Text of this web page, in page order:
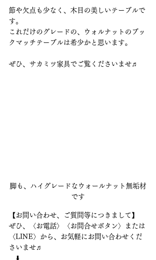
節や欠点も少なく、木目の美しいテーブルで
す。
これだけのグレードの、ウォルナットのブッ
クマッチテーブルは希少かと思います。
ぜひ、サカミツ家具でご覧くださいませ♬
脚も、ハイグレードなウォールナット無垢材
です
【お問い合わせ、ご質問等につきまして】
ぜひ、〈お電話〉〈お問合せボタン〉または
〈LINE〉から、お気軽にお問い合わせくだ
さいませ♬
⬇️